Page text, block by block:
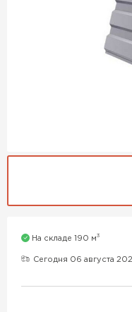
На складе 190 м3
Сегодня 06 августа